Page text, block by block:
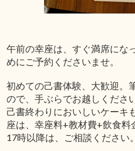
午前の幸座は、すぐ満席にな
めにご予約くださいませ。
初めての己書体験、大歓迎。
ので、手ぶらでお越しください
己書終わりにおいしいケーキ
座は、幸座料+教材費+飲食料
17時以降は、ご相談ください。